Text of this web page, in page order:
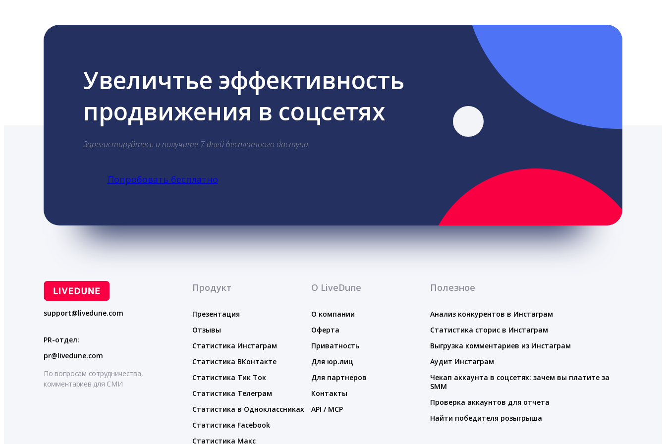
Увеличтье эффективность
продвижения в соцсетях
Зарегистируйтесь и получите 7 дней бесплатного доступа.
Попробовать бесплатно
support@livedune.com
PR-отдел:
pr@livedune.com
По вопросам сотрудничества,
комментариев для СМИ
Продукт
Презентация
Отзывы
Статистика Инстаграм
Статистика ВКонтакте
Статистика Тик Ток
Статистика Телеграм
Статистика в Одноклассниках
Статистика Facebook
Статистика Макс
О LiveDune
О компании
Оферта
Приватность
Для юр.лиц
Для партнеров
Контакты
API / MCP
Полезное
Анализ конкурентов в Инстаграм
Статистика сторис в Инстаграм
Выгрузка комментариев из Инстаграм
Аудит Инстаграм
Чекап аккаунта в соцсетях: зачем вы платите за
SMM
Проверка аккаунтов для отчета
Найти победителя розыгрыша